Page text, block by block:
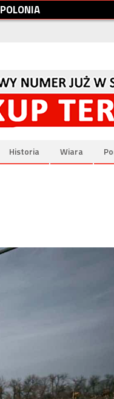
POLONIA
Historia Wiara